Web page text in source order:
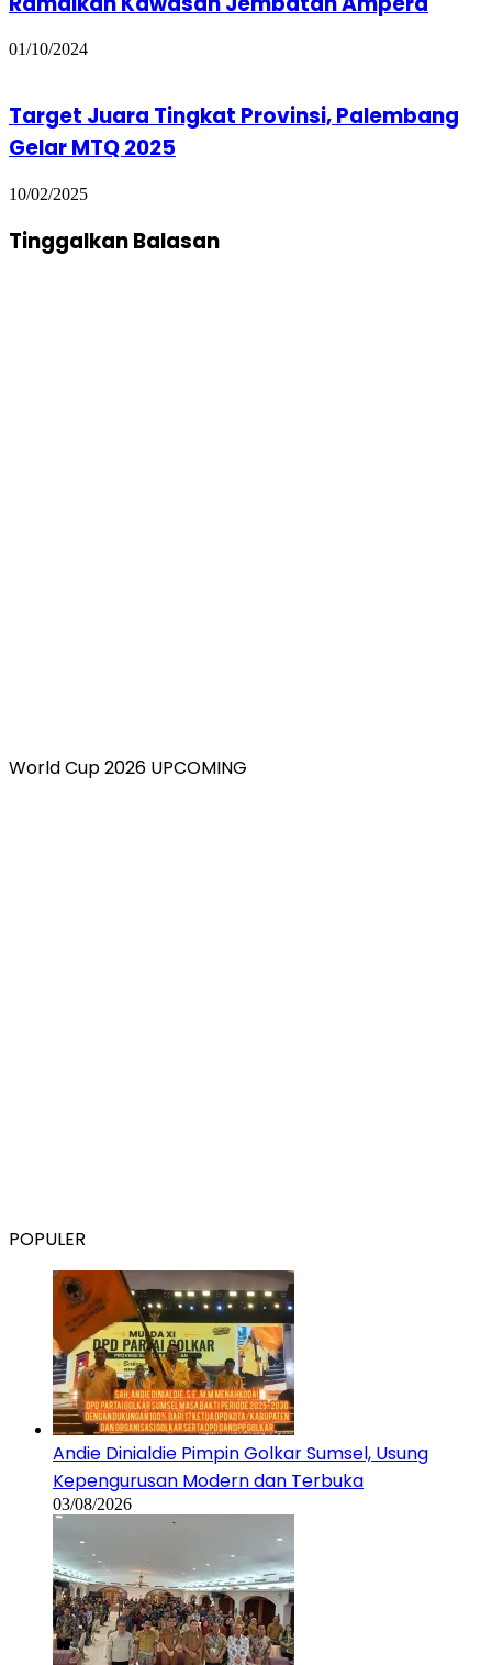
01/10/2024
Target Juara Tingkat Provinsi, Palembang
Gelar MTQ 2025
10/02/2025
Tinggalkan Balasan
World Cup 2026 UPCOMING
POPULER
Andie Dinialdie Pimpin Golkar Sumsel, Usung
Kepengurusan Modern dan Terbuka
03/08/2026